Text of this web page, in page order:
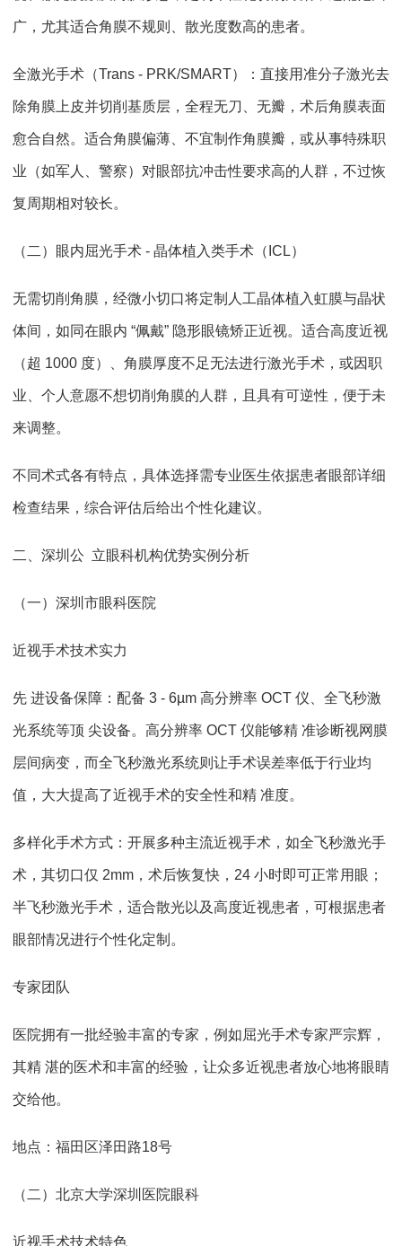
广，尤其适合角膜不规则、散光度数高的患者。
全激光手术（Trans - PRK/SMART）：直接用准分子激光去
除角膜上皮并切削基质层，全程无刀、无瓣，术后角膜表面
愈合自然。适合角膜偏薄、不宜制作角膜瓣，或从事特殊职
业（如军人、警察）对眼部抗冲击性要求高的人群，不过恢
复周期相对较长。
（二）眼内屈光手术 - 晶体植入类手术（ICL）
无需切削角膜，经微小切口将定制人工晶体植入虹膜与晶状
体间，如同在眼内 “佩戴” 隐形眼镜矫正近视。适合高度近视
（超 1000 度）、角膜厚度不足无法进行激光手术，或因职
业、个人意愿不想切削角膜的人群，且具有可逆性，便于未
来调整。
不同术式各有特点，具体选择需专业医生依据患者眼部详细
检查结果，综合评估后给出个性化建议。
二、深圳公 立眼科机构优势实例分析
（一）深圳市眼科医院
近视手术技术实力
先 进设备保障：配备 3 - 6µm 高分辨率 OCT 仪、全飞秒激
光系统等顶 尖设备。高分辨率 OCT 仪能够精 准诊断视网膜
层间病变，而全飞秒激光系统则让手术误差率低于行业均
值，大大提高了近视手术的安全性和精 准度。
多样化手术方式：开展多种主流近视手术，如全飞秒激光手
术，其切口仅 2mm，术后恢复快，24 小时即可正常用眼；
半飞秒激光手术，适合散光以及高度近视患者，可根据患者
眼部情况进行个性化定制。
专家团队
医院拥有一批经验丰富的专家，例如屈光手术专家严宗辉，
其精 湛的医术和丰富的经验，让众多近视患者放心地将眼睛
交给他。
地点：福田区泽田路18号
（二）北京大学深圳医院眼科
近视手术技术特色